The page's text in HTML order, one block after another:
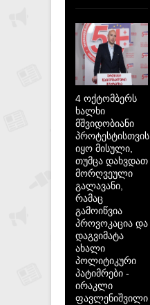
4 ოქტომბერს
ხალხი
მშვიდობიანი
პროტესტისთვის
იყო მისული,
თუმცა დახვდათ
მორღვეული
გალავანი,
რამაც
გამოიწვია
პროვოკაცია და
დაგვიმატა
ახალი
პოლიტიკური
პატიმრები -
ირაკლი
ფავლენიშვილი